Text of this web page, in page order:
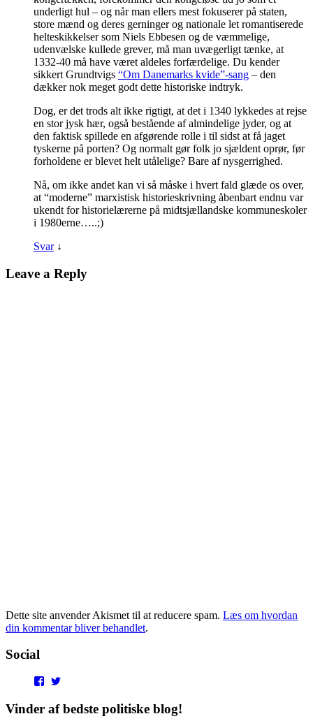
underligt hul – og når man ellers mest fokuserer på staten,
store mænd og deres gerninger og nationale let romantiserede
helteskikkelser som Niels Ebbesen og de væmmelige,
udenvælske kullede grever, må man uvægerligt tænke, at
1332-40 må have været aldeles forfærdelige. Du kender
sikkert Grundtvigs “Om Danemarks kvide”-sang – den
dækker nok meget godt dette historiske indtryk.
Dog, er det trods alt ikke rigtigt, at det i 1340 lykkedes at rejse
en stor jysk hær, også bestående af almindelige jyder, og at
den faktisk spillede en afgørende rolle i til sidst at få jaget
tyskerne på porten? Og normalt gør folk jo sjældent oprør, før
forholdene er blevet helt utålelige? Bare af nysgerrighed.
Nå, om ikke andet kan vi så måske i hvert fald glæde os over,
at “moderne” marxistisk historieskrivning åbenbart endnu var
ukendt for historielærerne på midtsjællandske kommuneskoler
i 1980erne…..;)
Svar ↓
Leave a Reply
Dette site anvender Akismet til at reducere spam. Læs om hvordan
din kommentar bliver behandlet.
Social
View
profile
on
profile
on
Vinder af bedste politiske blog!